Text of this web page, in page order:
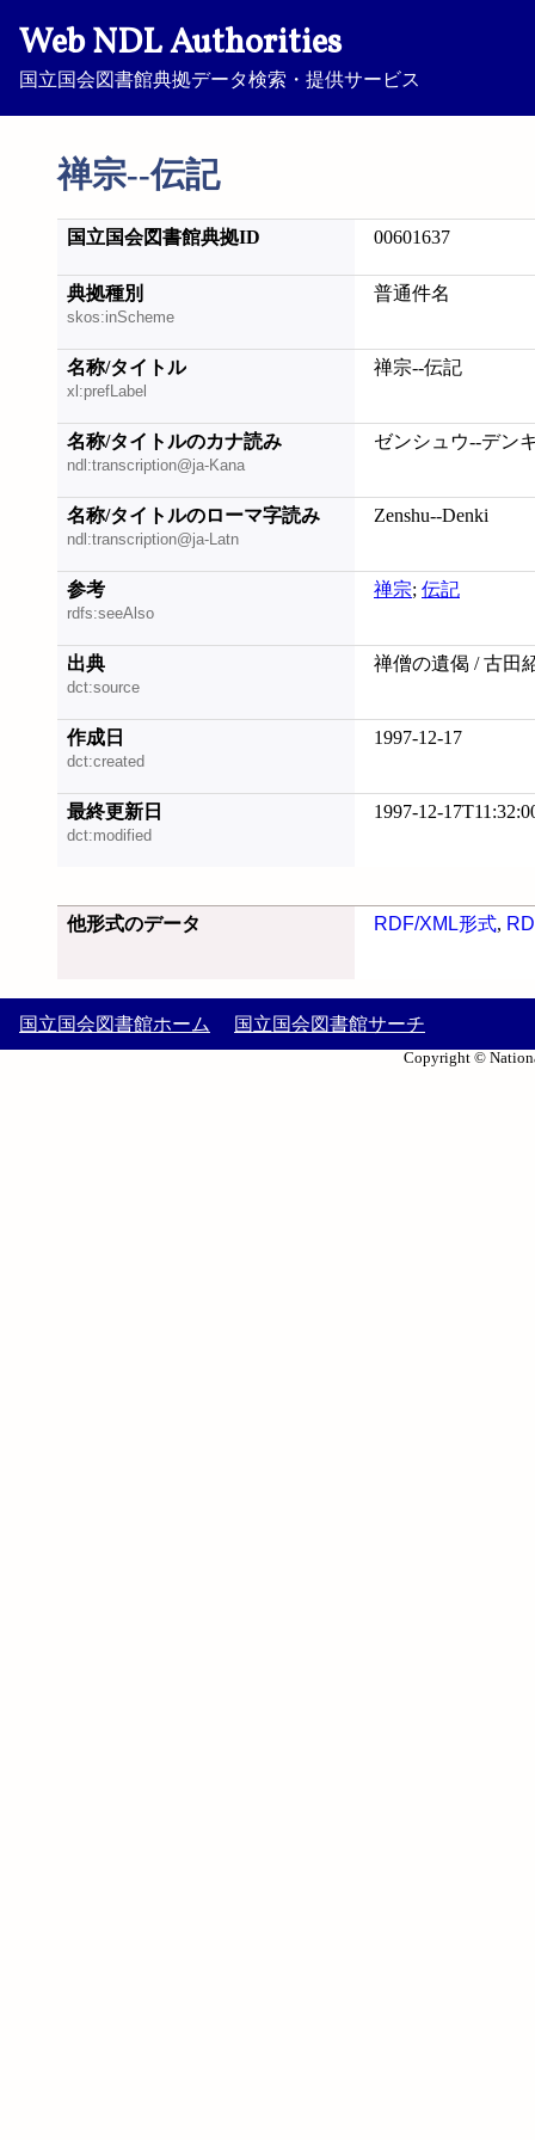
Web NDL Authorities
国立国会図書館典拠データ検索・提供サービス
禅宗--伝記
国立国会図書館典拠ID 00601637
典拠種別
skos:inScheme
普通件名
名称/タイトル
xl:prefLabel
禅宗--伝記
名称/タイトルのカナ読み
ndl:transcription@ja-Kana
ゼンシュウ--デン
名称/タイトルのローマ字読み
ndl:transcription@ja-Latn
Zenshu--Denki
参考
rdfs:seeAlso
禅宗; 伝記
出典
dct:source
禅僧の遺偈 / 古田
作成日
dct:created
1997-12-17
最終更新日
dct:modified
1997-12-
他形式のデータ RDF/XML形式,
国立国会図書館ホーム 国立国会図書館サーチ
Copyright ©